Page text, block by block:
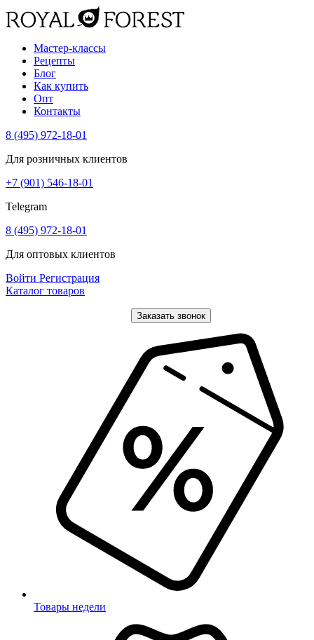
Мастер-классы
Рецепты
Блог
Как купить
Опт
Контакты
8 (495) 972-18-01
Для розничных клиентов
+7 (901) 546-18-01
Telegram
8 (495) 972-18-01
Для оптовых клиентов
Войти Регистрация
Каталог товаров
Заказать звонок
Товары недели